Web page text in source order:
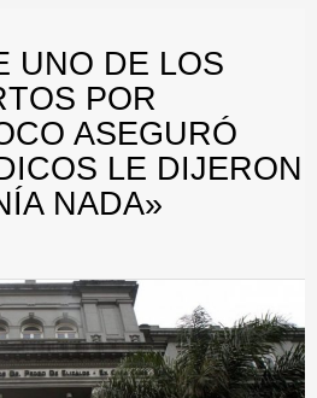
UNO DE LOS
POR
ASEGURÓ
LE DIJERON
NADA»